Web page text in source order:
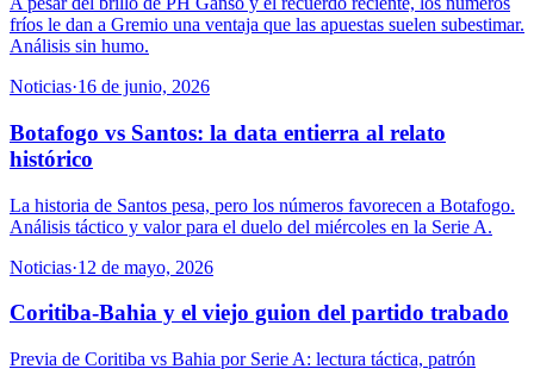
fríos le dan a Gremio una ventaja que las apuestas suelen subestimar.
Análisis sin humo.
Noticias·16 de junio, 2026
Botafogo vs Santos: la data entierra al relato
histórico
La historia de Santos pesa, pero los números favorecen a Botafogo.
Análisis táctico y valor para el duelo del miércoles en la Serie A.
Noticias·12 de mayo, 2026
Coritiba-Bahia y el viejo guion del partido trabado
Previa de Coritiba vs Bahia por Serie A: lectura táctica, patrón